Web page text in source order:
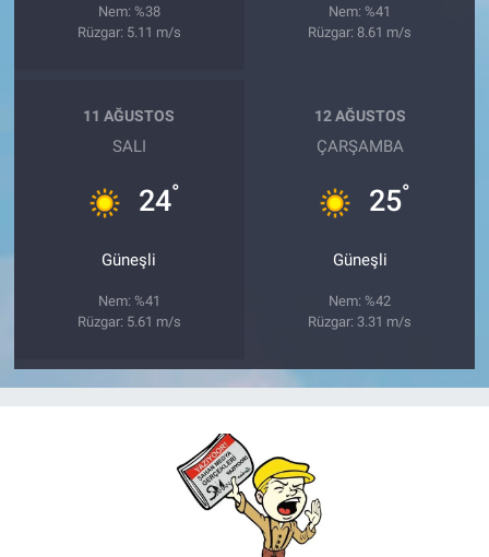
Nem: %38
Rüzgar: 5.11 m/s
Nem: %41
Rüzgar: 8.61 m/s
11 AĞUSTOS
SALI
24°
Güneşli
Nem: %41
Rüzgar: 5.61 m/s
12 AĞUSTOS
ÇARŞAMBA
25°
Güneşli
Nem: %42
Rüzgar: 3.31 m/s